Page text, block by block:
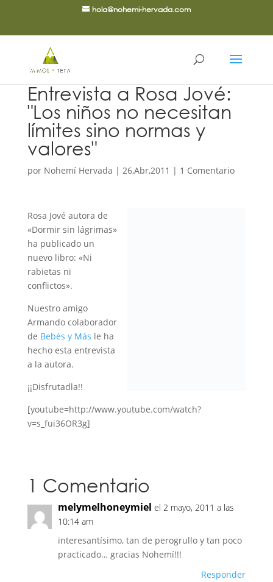
hola@nohemi-hervada.com
Entrevista a Rosa Jové:
"Los niños no necesitan
límites sino normas y
valores"
por Nohemí Hervada | 26,Abr,2011 | 1 Comentario
Rosa Jové autora de
«Dormir sin lágrimas»
ha publicado un
nuevo libro: «Ni
rabietas ni
conflictos».
Nuestro amigo
Armando colaborador
de Bebés y Más le ha
hecho esta entrevista
a la autora.
¡¡Disfrutadla!!
[youtube=http://www.youtube.com/watch?
v=s_fui36OR3g]
1 Comentario
melymelhoneymiel el 2 mayo, 2011 a las
10:14 am
interesantísimo, tan de perogrullo y tan poco
practicado… gracias Nohemí!!!
Responder